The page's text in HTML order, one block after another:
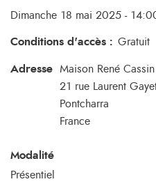
Dimanche 18 mai 2025 -
Conditions d'accès : Gratuit
Adresse
Maison René
21 rue Laurent
Pontcharra
France
Modalité
Présentiel